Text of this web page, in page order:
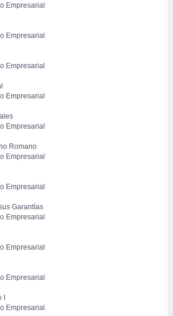
Empresarial
Empresarial
Empresarial
Empresarial
Empresarial
Romano
Empresarial
Empresarial
Garantías
Empresarial
Empresarial
Empresarial
Empresarial